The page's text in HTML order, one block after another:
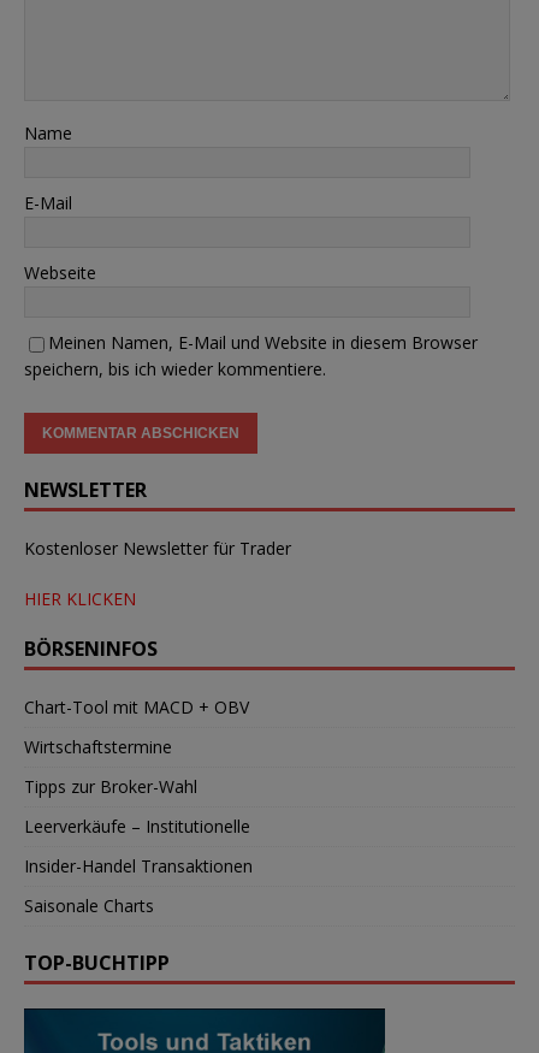
Name
E-Mail
Webseite
Meinen Namen, E-Mail und Website in diesem Browser
speichern, bis ich wieder kommentiere.
NEWSLETTER
Kostenloser Newsletter für Trader
HIER KLICKEN
BÖRSENINFOS
Chart-Tool mit MACD + OBV
Wirtschaftstermine
Tipps zur Broker-Wahl
Leerverkäufe – Institutionelle
Insider-Handel Transaktionen
Saisonale Charts
TOP-BUCHTIPP